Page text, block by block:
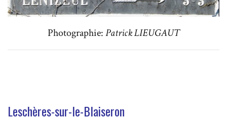
Photographie:Patrick LIEUGAUT
Leschères-sur-le-Blaiseron